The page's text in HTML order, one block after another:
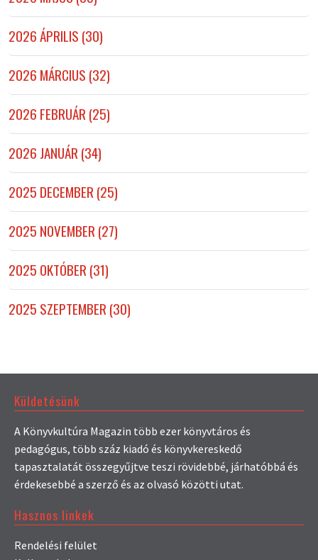
2026 ÁPRILIS (30)
2026 MÁRCIUS (32)
2026 FEBRUÁR (25)
2026 JANUÁR (34)
2025 DECEMBER (25)
2025 NOVEMBER (27)
2025 OKTÓBER (31)
2025 SZEPTEMBER (30)
Küldetésünk
A Könyvkultúra Magazin több ezer könyvtáros és
pedagógus, több száz kiadó és könyvkereskedő
tapasztalatát összegyűjtve teszi rövidebbé, járhatóbbá és
érdekesebbé a szerző és az olvasó közötti utat.
Hasznos linkek
Rendelési felület